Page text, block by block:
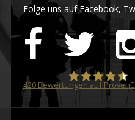
Folge uns auf Facebook,
STARTPLATZ
420Bewertungen auf